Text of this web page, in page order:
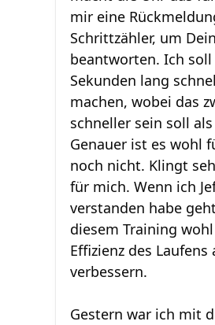
mir eine
Schrittzähler, um
beantworten. Ich
Sekunden lang
machen, wobei das
schneller sein soll
Genauer ist es wohl
noch nicht. Klingt
für mich. Wenn ich
verstanden habe
diesem Training
Effizienz des Laufens
verbessern.
Gestern war ich mit